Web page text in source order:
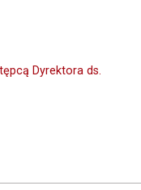
Dyrektora ds.